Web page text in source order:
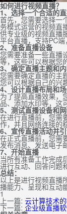
如何进行视频直播？
1、选择一个合适的
首先，您需要选择一
务模式运营的视频直
供专业级的视频直播
平台直播，支持PC
2、准备直播设备
您需要准备一些直播
等，这些可以根据您
3、确定直播主题和
您需要确定直播的主
您可以根据自己的兴
4、设计直播布局和
为了提高直播效果，
品、添加水印等，这
5、测试直播设备和
在进行直播前，您需
作，并且网络连接的
6、宣传直播活动并
在正式直播前，您需
发布消息、发送电子
7、开始直播
当所有准备工作完成
进行互动、回答问题
总结：
以上是进行视频直播
播能力、呈现和互动
1
上一篇: 云计算技术
下一篇: 企业级直播